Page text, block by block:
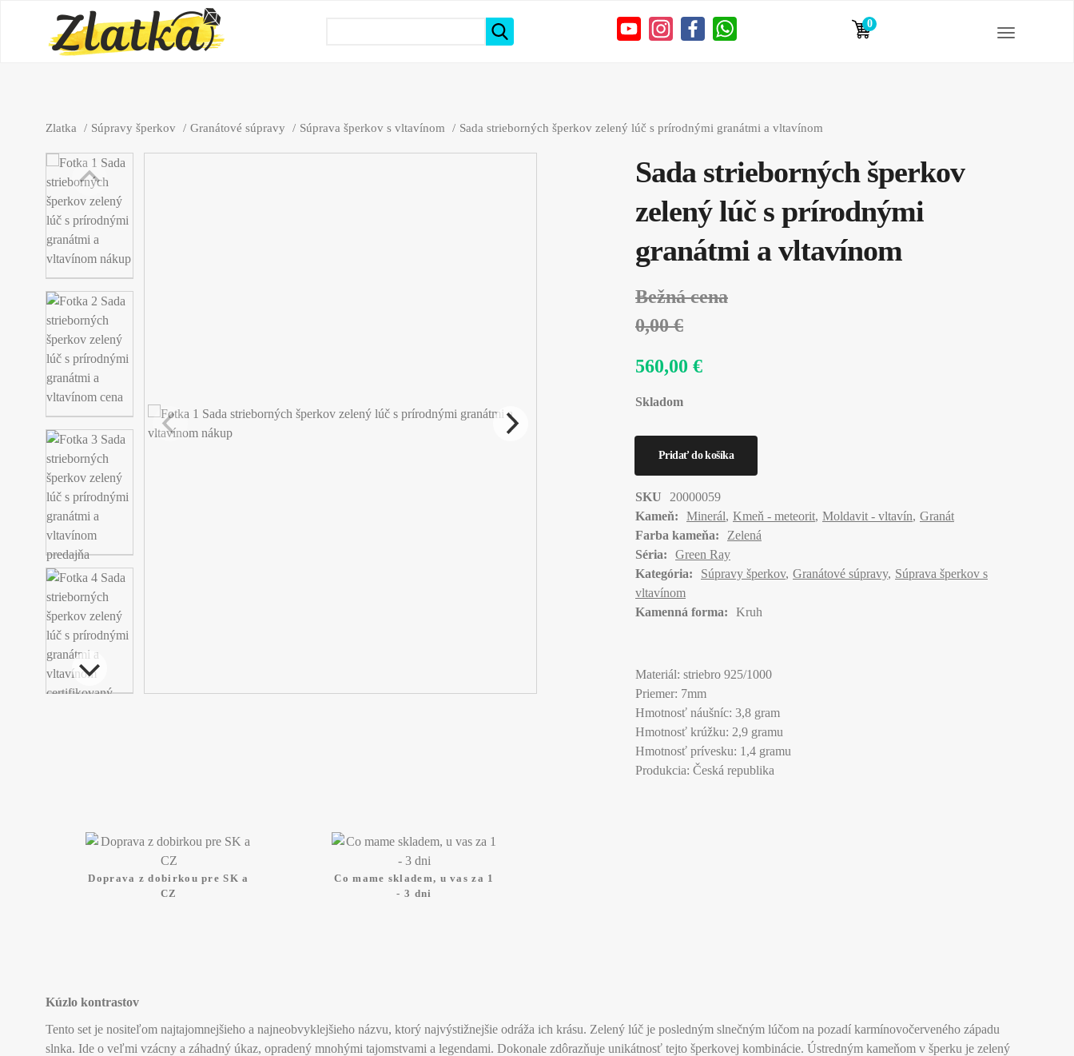
0
položiek
Zlatka Súpravy šperkov Granátové súpravy Súprava šperkov s vltavínom Sada strieborných šperkov zelený lúč s prírodnými granátmi a vltavínom
Sada strieborných šperkov
zelený lúč s prírodnými
granátmi a vltavínom
Bežná cena
0,00 €
560,00 €
Skladom
SKU
20000059
Kameň:
Minerál Kmeň - meteorit Moldavit - vltavín Granát
Farba kameňa:
Zelená
Séria:
Green Ray
Kategória:
Súpravy šperkov Granátové súpravy Súprava šperkov s
vltavínom
Kamenná forma:
Kruh
Materiál: striebro 925/1000
Priemer: 7mm
Hmotnosť náušníc: 3,8 gram
Hmotnosť krúžku: 2,9 gramu
Hmotnosť prívesku: 1,4 gramu
Produkcia: Česká republika
Doprava z dobirkou pre SK a
CZ
Co mame skladem, u vas za 1
- 3 dni
Kúzlo kontrastov
Tento set je nositeľom najtajomnejšieho a najneobvyklejšieho názvu, ktorý najvýstižnejšie odráža ich krásu. Zelený lúč je posledným slnečným lúčom na pozadí karmínovočerveného západu
slnka. Ide o veľmi vzácny a záhadný úkaz, opradený mnohými tajomstvami a legendami. Dokonale zdôrazňuje unikátnosť tejto šperkovej kombinácie. Ústredným kameňom v šperku je zelený